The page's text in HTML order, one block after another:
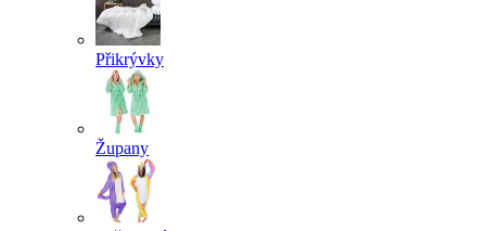
Přikrývky
Župany